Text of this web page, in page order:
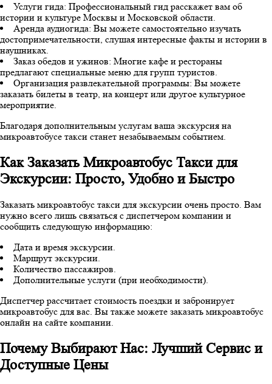
Услуги гида: Профессиональный гид расскажет вам об
истории и культуре Москвы и Московской области.
Аренда аудиогида: Вы можете самостоятельно изучать
достопримечательности, слушая интересные факты и истории в
наушниках.
Заказ обедов и ужинов: Многие кафе и рестораны
предлагают специальные меню для групп туристов.
Организация развлекательной программы: Вы можете
заказать билеты в театр, на концерт или другое культурное
мероприятие.
Благодаря дополнительным услугам ваша экскурсия на
микроавтобусе такси станет незабываемым событием.
Как Заказать Микроавтобус Такси для
Экскурсии: Просто, Удобно и Быстро
Заказать микроавтобус такси для экскурсии очень просто. Вам
нужно всего лишь связаться с диспетчером компании и
сообщить следующую информацию:
Дата и время экскурсии.
Маршрут экскурсии.
Количество пассажиров.
Дополнительные услуги (при необходимости).
Диспетчер рассчитает стоимость поездки и забронирует
микроавтобус для вас. Вы также можете заказать микроавтобус
онлайн на сайте компании.
Почему Выбирают Нас: Лучший Сервис и
Доступные Цены